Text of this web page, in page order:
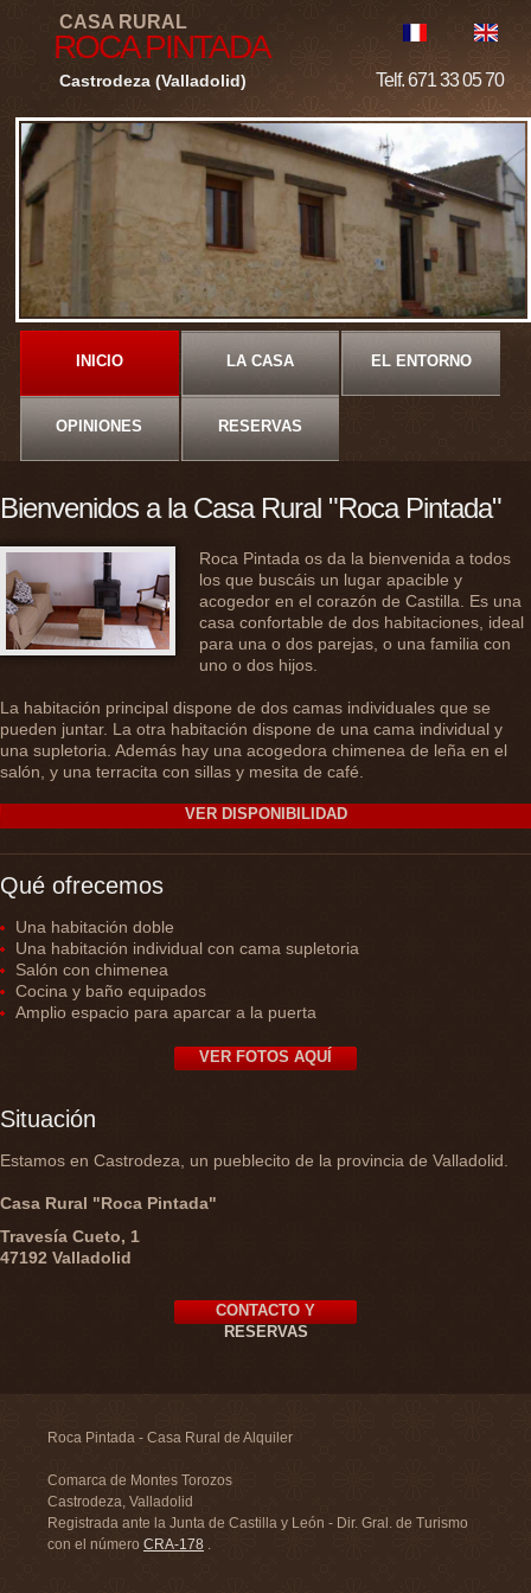
ROCA PINTADA
CASA RURAL
Castrodeza (Valladolid) Telf. 671 33 05 70
INICIO LA CASA EL ENTORNO
OPINIONES RESERVAS
Bienvenidos a la Casa Rural "Roca Pintada"
Roca Pintada os da la bienvenida a todos
los que buscáis un lugar apacible y
acogedor en el corazón de Castilla. Es una
casa confortable de dos habitaciones, ideal
para una o dos parejas, o una familia con
uno o dos hijos.
La habitación principal dispone de dos camas individuales que se
pueden juntar. La otra habitación dispone de una cama individual y
una supletoria. Además hay una acogedora chimenea de leña en el
salón, y una terracita con sillas y mesita de café.
VER DISPONIBILIDAD
Qué ofrecemos
Una habitación doble
Una habitación individual con cama supletoria
Salón con chimenea
Cocina y baño equipados
Amplio espacio para aparcar a la puerta
VER FOTOS AQUÍ
Situación
Estamos en Castrodeza, un pueblecito de la provincia de Valladolid.
Casa Rural "Roca Pintada"
Travesía Cueto, 1
47192 Valladolid
CONTACTO Y
RESERVAS
Roca Pintada - Casa Rural de Alquiler
Comarca de Montes Torozos
Castrodeza, Valladolid
Registrada ante la Junta de Castilla y León - Dir. Gral. de Turismo
con el número CRA-178 .